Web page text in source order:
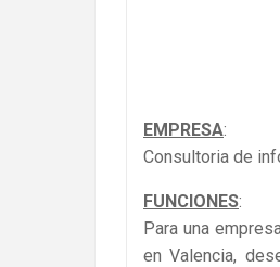
EMPRESA:
Consultoria de
FUNCIONES:
Para una
en Valencia,